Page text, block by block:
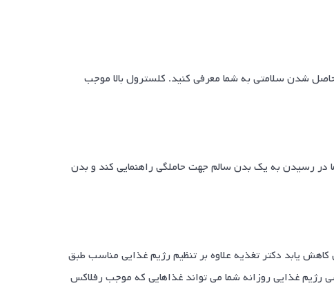
شدن سلامتی به شما معرفی کنید. کلسترول بالا موجب
در رسیدن به یک بدن سالم جهت حاملگی راهنمایی کند و بدن
یابد دکتر تغذیه علاوه بر تنظیم رژیم غذایی مناسب طبق
غذایی روزانه شما می تواند غذاهایی که موجب رفلاکس